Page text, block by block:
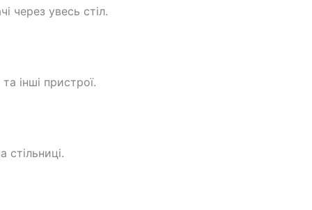
через увесь стіл.
інші пристрої.